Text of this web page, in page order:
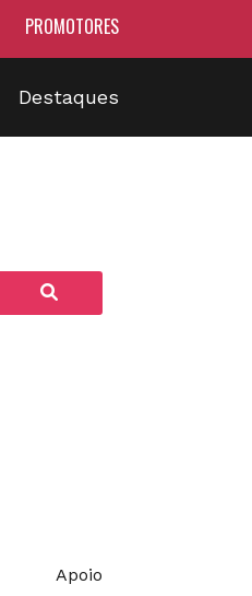
PROMOTORES
Destaques
Apoio